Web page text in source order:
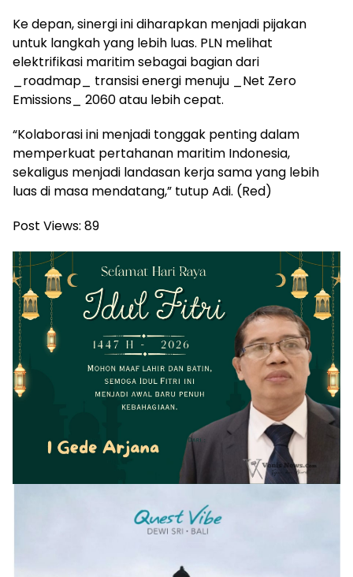
Ke depan, sinergi ini diharapkan menjadi pijakan
untuk langkah yang lebih luas. PLN melihat
elektrifikasi maritim sebagai bagian dari
_roadmap_ transisi energi menuju _Net Zero
Emissions_ 2060 atau lebih cepat.
“Kolaborasi ini menjadi tonggak penting dalam
memperkuat pertahanan maritim Indonesia,
sekaligus menjadi landasan kerja sama yang lebih
luas di masa mendatang,” tutup Adi. (Red)
Post Views: 89